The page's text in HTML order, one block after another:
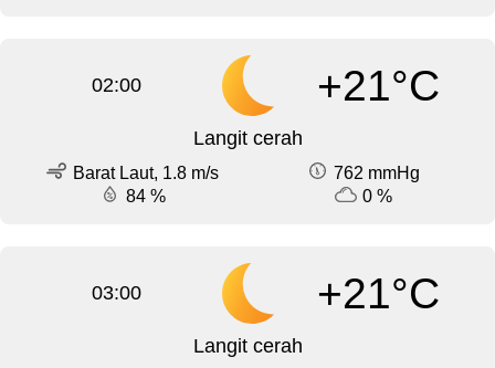
02:00 +21°C
Langit cerah
Barat Laut, 1.8 m/s
762 mmHg
84 %
0 %
03:00 +21°C
Langit cerah